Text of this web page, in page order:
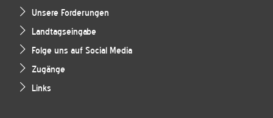
Unsere Forderungen
Landtagseingabe
Folge uns auf Social Media
Zugänge
Links